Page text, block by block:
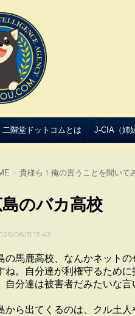
二階堂ドットコムとは J-CIA（姉
> 貴様ら！俺の言うことを聞いて
島のバカ高校
08/11 13:43
の馬鹿高校、なんかネット
ね。自分達が利権守るため
自分達は被害者だみたいな
から出てくるのは、クル土